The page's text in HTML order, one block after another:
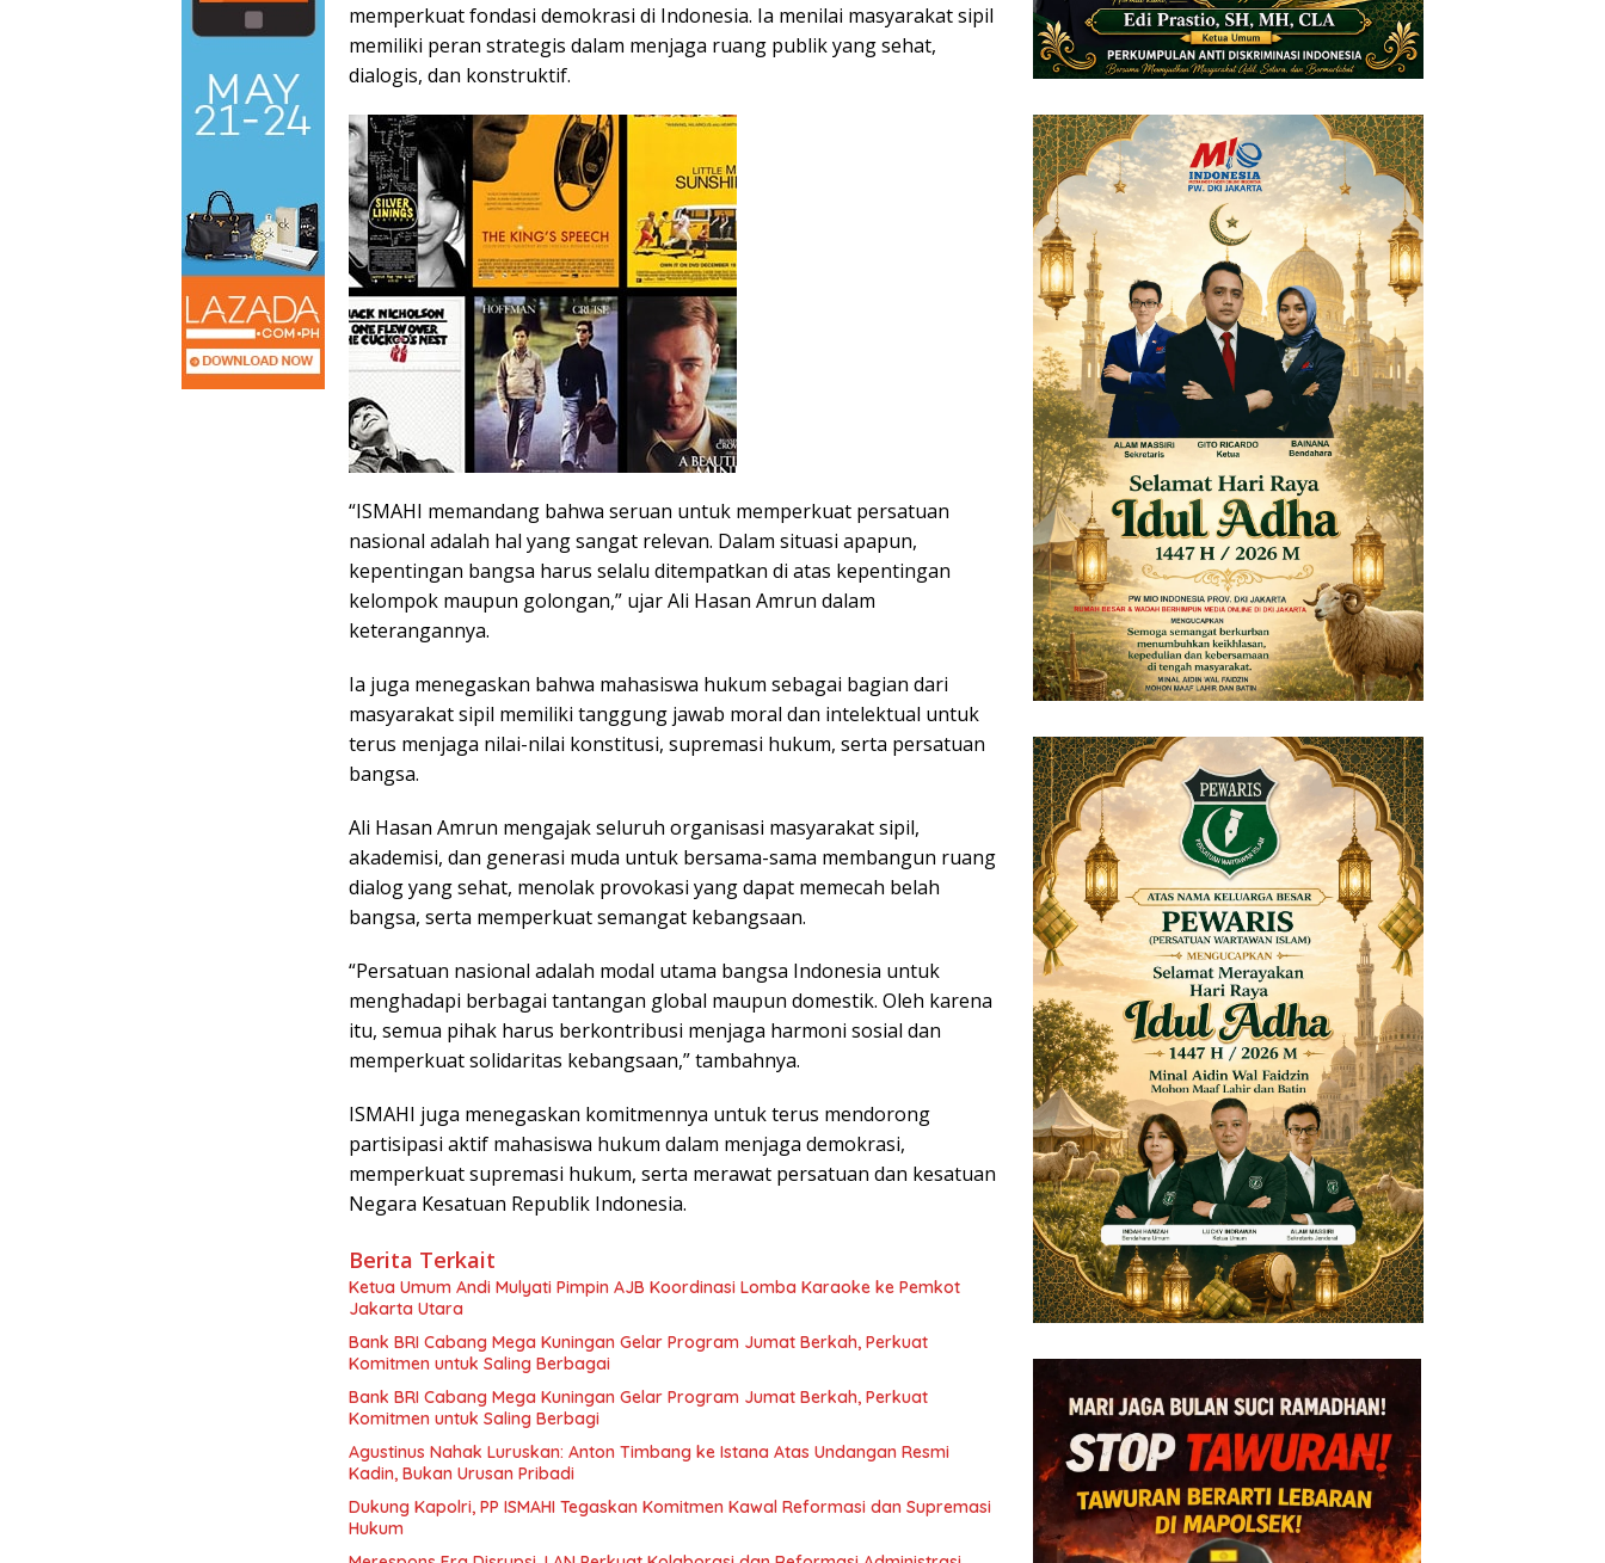
memperkuat fondasi demokrasi di Indonesia. Ia menilai masyarakat sipil
memiliki peran strategis dalam menjaga ruang publik yang sehat,
dialogis, dan konstruktif.
“ISMAHI memandang bahwa seruan untuk memperkuat persatuan
nasional adalah hal yang sangat relevan. Dalam situasi apapun,
kepentingan bangsa harus selalu ditempatkan di atas kepentingan
kelompok maupun golongan,” ujar Ali Hasan Amrun dalam
keterangannya.
Ia juga menegaskan bahwa mahasiswa hukum sebagai bagian dari
masyarakat sipil memiliki tanggung jawab moral dan intelektual untuk
terus menjaga nilai-nilai konstitusi, supremasi hukum, serta persatuan
bangsa.
Ali Hasan Amrun mengajak seluruh organisasi masyarakat sipil,
akademisi, dan generasi muda untuk bersama-sama membangun ruang
dialog yang sehat, menolak provokasi yang dapat memecah belah
bangsa, serta memperkuat semangat kebangsaan.
“Persatuan nasional adalah modal utama bangsa Indonesia untuk
menghadapi berbagai tantangan global maupun domestik. Oleh karena
itu, semua pihak harus berkontribusi menjaga harmoni sosial dan
memperkuat solidaritas kebangsaan,” tambahnya.
ISMAHI juga menegaskan komitmennya untuk terus mendorong
partisipasi aktif mahasiswa hukum dalam menjaga demokrasi,
memperkuat supremasi hukum, serta merawat persatuan dan kesatuan
Negara Kesatuan Republik Indonesia.
Berita Terkait
Ketua Umum Andi Mulyati Pimpin AJB Koordinasi Lomba Karaoke ke Pemkot
Jakarta Utara
Bank BRI Cabang Mega Kuningan Gelar Program Jumat Berkah, Perkuat
Komitmen untuk Saling Berbagai
Bank BRI Cabang Mega Kuningan Gelar Program Jumat Berkah, Perkuat
Komitmen untuk Saling Berbagi
Agustinus Nahak Luruskan: Anton Timbang ke Istana Atas Undangan Resmi
Kadin, Bukan Urusan Pribadi
Dukung Kapolri, PP ISMAHI Tegaskan Komitmen Kawal Reformasi dan Supremasi
Hukum